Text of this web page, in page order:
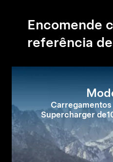
Encomende
referência
Supercharger